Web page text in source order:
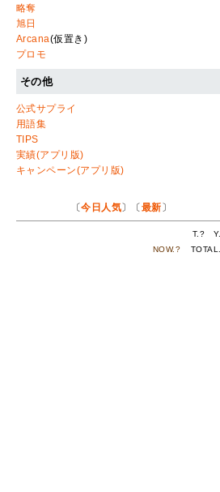
略奪
旭日
Arcana(仮置き)
プロモ
その他
公式サプライ
用語集
TIPS
実績(アプリ版)
キャンペーン(アプリ版)
〔今日人気〕〔 最新 〕
T. ? Y.
NOW.? TOTAL.